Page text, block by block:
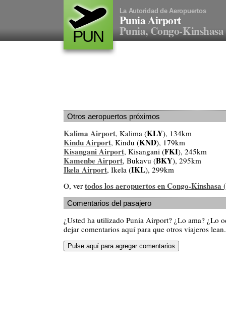
PUN
La Autoridad de Aeropuertos
Punia Airport
Punia, Congo-
Otros aeropuertos próximos
Kalima Airport, Kalima (KLY), 134km
Kindu Airport, Kindu (KND), 179km
Kisangani Airport, Kisangani (FKI), 245km
Kamenbe Airport, Bukavu (BKY), 295km
Ikela Airport, Ikela (IKL), 299km
O, ver todos los aeropuertos en Congo-Kinshasa
Comentarios del pasajero
¿Usted ha utilizado Punia Airport? ¿Lo ama? ¿Lo
dejar comentarios aquí para que otros viajeros lean.